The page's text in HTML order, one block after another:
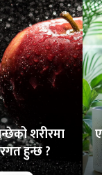
शरीरमा
हुन्छ ?